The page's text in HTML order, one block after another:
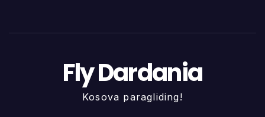
Fly Dardania
Kosova paragliding!